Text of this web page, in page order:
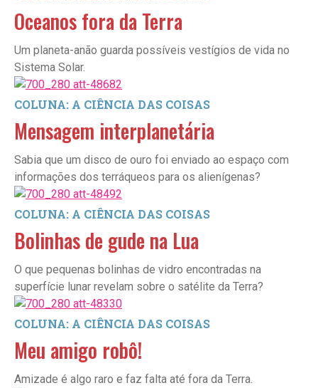
Oceanos fora da Terra
Um planeta-anão guarda possíveis vestígios de vida no
Sistema Solar.
COLUNA: A CIÊNCIA DAS COISAS
Mensagem interplanetária
Sabia que um disco de ouro foi enviado ao espaço com
informações dos terráqueos para os alienígenas?
COLUNA: A CIÊNCIA DAS COISAS
Bolinhas de gude na Lua
O que pequenas bolinhas de vidro encontradas na
superfície lunar revelam sobre o satélite da Terra?
COLUNA: A CIÊNCIA DAS COISAS
Meu amigo robô!
Amizade é algo raro e faz falta até fora da Terra.